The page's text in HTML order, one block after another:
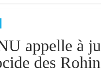
appelle à
des